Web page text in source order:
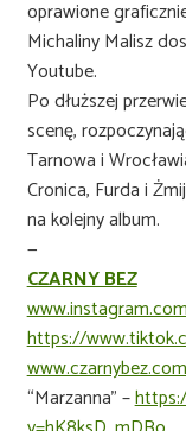
oprawione
Michaliny Malisz
Youtube.
Po dłuższej
scenę,
Tarnowa i
Cronica, Furda i
na kolejny album.
—
CZARNY BEZ
https://
“Marzanna” –